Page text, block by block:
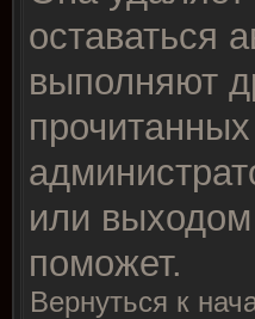
оставаться
выполняют
или
поможет.
Вернуться к